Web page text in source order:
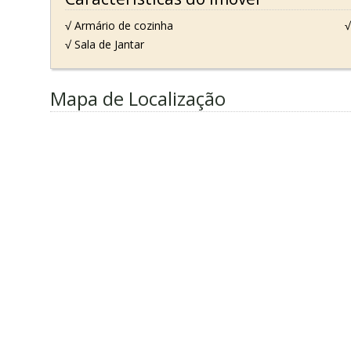
√ Armário de cozinha
√ Sala de Jantar
Mapa de Localização